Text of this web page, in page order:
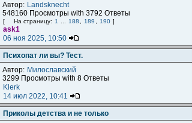
Автор: Landsknecht
548160 Просмотры with 3792 Ответы
[ На страницу: 1 188 189 190 ]
ask1
06 ноя 2025, 10:50
Психопат ли вы? Тест.
Автор: Милославский
3299 Просмотры with 8 Ответы
Klerk
14 июл 2022, 10:41
Приколы детства и не только